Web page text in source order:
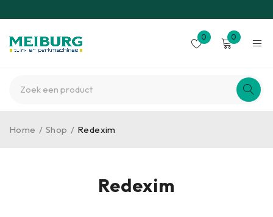
0 0
Redexim
Home / Shop / Redexim